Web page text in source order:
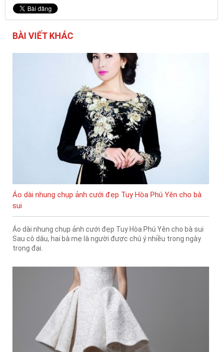
BÀI VIẾT KHÁC
Áo dài nhung chụp ảnh cưới đẹp Tuy Hòa Phú Yên cho bà
sui
Áo dài nhung chụp ảnh cưới đẹp Tuy Hòa Phú Yên cho bà sui
Sau cô dâu, hai bà mẹ là người được chú ý nhiều trong ngày
trọng đại.